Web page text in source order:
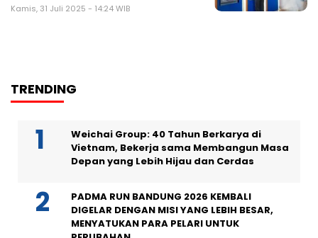
Kamis, 31 Juli 2025 - 14:24 WIB
TRENDING
Weichai Group: 40 Tahun Berkarya di
Vietnam, Bekerja sama Membangun Masa
Depan yang Lebih Hijau dan Cerdas
PADMA RUN BANDUNG 2026 KEMBALI
DIGELAR DENGAN MISI YANG LEBIH BESAR,
MENYATUKAN PARA PELARI UNTUK